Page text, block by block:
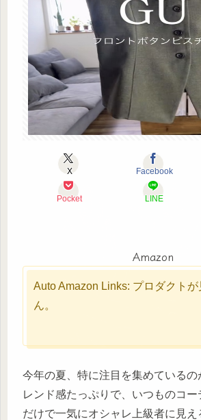
X Facebook
Pocket LINE
Amazon
Auto Amazon Links: プロダクト
ん。
今年の夏、特に注目を集めているの
レンド感たっぷりで、いつものコー
だけで一気にオシャレ上級者に見え